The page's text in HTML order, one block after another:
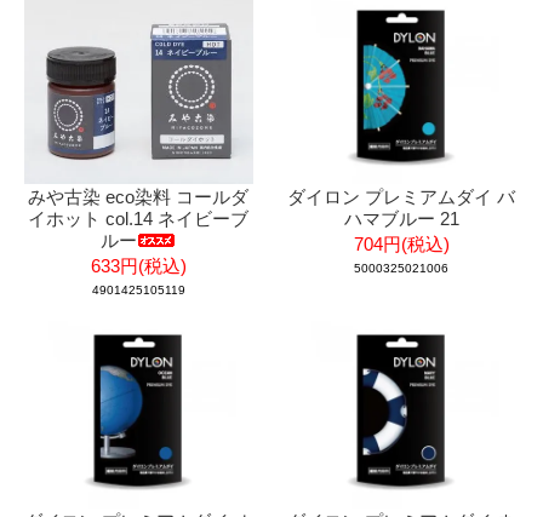
みや古染 eco染料 コールダ
イホット col.14 ネイビーブ
ルー
633円(税込)
4901425105119
ダイロン プレミアムダイ バ
ハマブルー 21
704円(税込)
5000325021006